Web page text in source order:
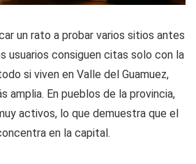
un rato a probar varios sitios antes
usuarios consiguen citas solo con la
si viven en Valle del Guamuez,
amplia. En pueblos de la provincia,
activos, lo que demuestra que el
en la capital.